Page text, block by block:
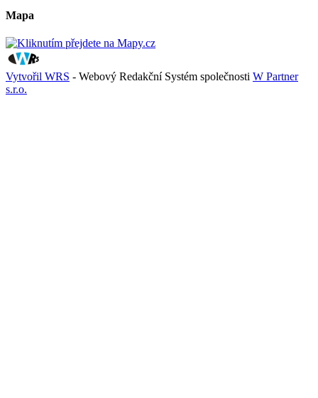
Mapa
Vytvořil WRS - Webový Redakční Systém společnosti W Partner
s.r.o.